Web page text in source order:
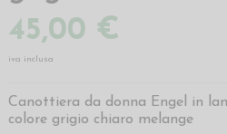
45,00 €
iva inclusa
Canottiera da donna Engel in
colore grigio chiaro melange